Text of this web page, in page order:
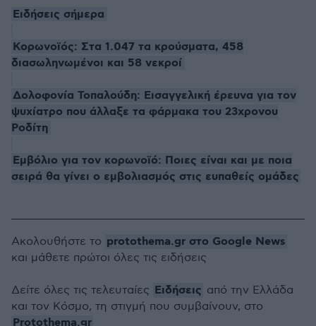
Ειδήσεις σήμερα
Κορωνοϊός: Στα 1.047 τα κρούσματα, 458
διασωληνωμένοι και 58 νεκροί
Δολοφονία Τοπαλούδη: Εισαγγελική έρευνα για τον
ψυχίατρο που άλλαξε τα φάρμακα του 23χρονου
Ροδίτη
Εμβόλιο για τον κορωνοϊό: Ποιες είναι και με ποια
σειρά θα γίνει ο εμβολιασμός στις ευπαθείς ομάδες
Ακολουθήστε το protothema.gr στο Google News
και μάθετε πρώτοι όλες τις ειδήσεις
Δείτε όλες τις τελευταίες Ειδήσεις από την Ελλάδα
και τον Κόσμο, τη στιγμή που συμβαίνουν, στο
Protothema.gr